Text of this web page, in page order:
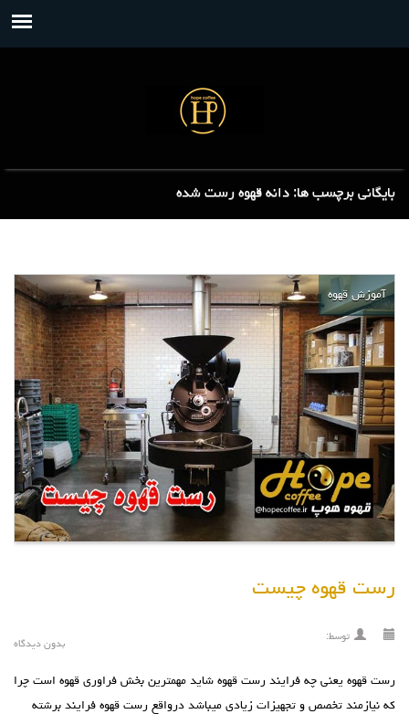
بایگانی برچسب ها: دانه قهوه رست شده
آموزش قهوه
رست قهوه چیست
توسط:
بدون دیدگاه
رست قهوه یعنی چه فرایند رست قهوه شاید مهمترین بخش فراوری قهوه است چرا
که نیازمند تخصص و تجهیزات زیادی میباشد درواقع رست قهوه فرایند برشته